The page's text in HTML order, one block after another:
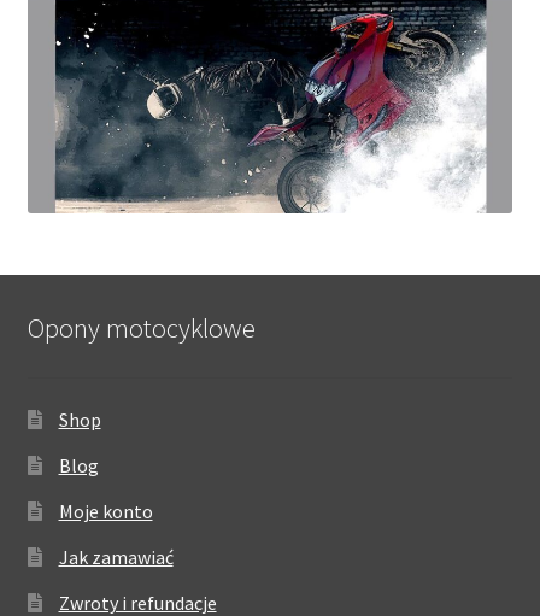
Opony motocyklowe
Shop
Blog
Moje konto
Jak zamawiać
Zwroty i refundacje